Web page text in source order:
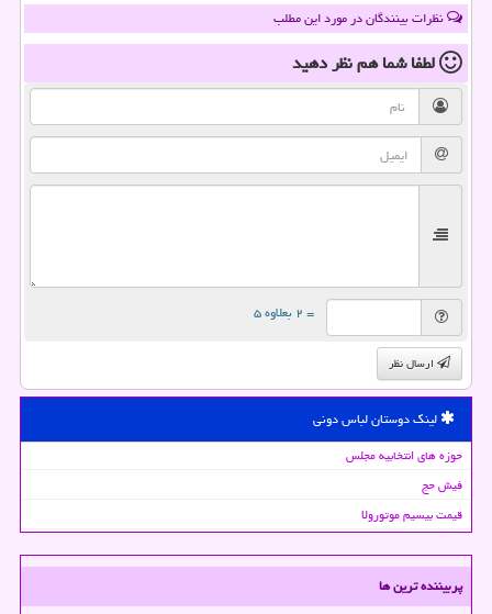
نظرات بینندگان در مورد این مطلب
لطفا شما همنظر دهید
= ۲ بعلاوه ۵
ارسال نظر
لینک دوستان لباس دونی
حوزه های انتخابیه مجلس
فیش حج
قیمت بیسیم موتورولا
پربیننده ترین ها